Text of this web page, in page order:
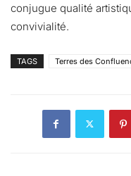
conjugue qualité
convivialité.
TAGS Terres des